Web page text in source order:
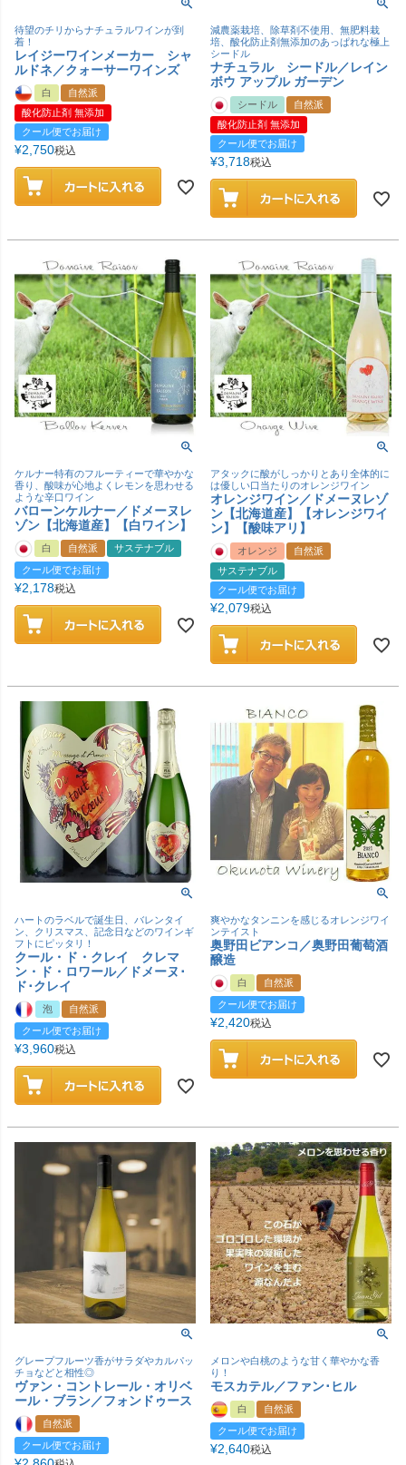
待望のチリからナチュラルワインが到
着！
レイジーワインメーカー シャ
ルドネ／クォーサーワインズ
白
自然派
酸化防止剤 無添加
クール便でお届け
¥2,750税込
減農薬栽培、除草剤不使用、無肥料栽
培、酸化防止剤無添加のあっぱれな極上
シードル
ナチュラル シードル／レイン
ボウ アップル ガーデン
シードル
自然派
酸化防止剤 無添加
クール便でお届け
¥3,718税込
ケルナー特有のフルーティーで華やかな
香り、酸味が心地よくレモンを思わせる
ような辛口ワイン
バローンケルナー／ドメーヌレ
ゾン【北海道産】【白ワイン】
白 自然派
サステナブル
クール便でお届け
¥2,178税込
アタックに酸がしっかりとあり全体的に
は優しい口当たりのオレンジワイン
オレンジワイン／ドメーヌレゾ
ン【北海道産】【オレンジワイ
ン】【酸味アリ】
オレンジ
自然派
サステナブル
クール便でお届け
¥2,079税込
ハートのラベルで誕生日、バレンタイ
ン、クリスマス、記念日などのワインギ
フトにピッタリ！
クール・ド・クレイ クレマ
ン・ド・ロワール／ドメーヌ･
ド･クレイ
泡
自然派
クール便でお届け
¥3,960税込
爽やかなタンニンを感じるオレンジワイ
ンテイスト
奥野田ビアンコ／奥野田葡萄酒
醸造
白
自然派
クール便でお届け
¥2,420税込
グレープフルーツ香がサラダやカルパッ
チョなどと相性◎
ヴァン・コントレール・オリベ
ール・ブラン／フォンドゥース
自然派
クール便でお届け
メロンや白桃のような甘く華やかな香
り！
モスカテル／ファン･ヒル
白
自然派
クール便でお届け
¥2,640税込